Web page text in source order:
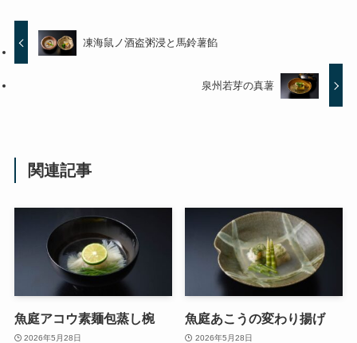
凍海鼠ノ酒盗粥浸と馬鈴薯餡
泉州若芽の真薯
関連記事
魚庭アコウ素麺包蒸し椀
2026年5月28日
魚庭あこうの変わり揚げ
2026年5月28日